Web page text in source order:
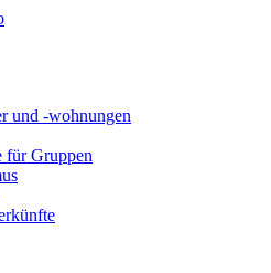
und -wohnungen
für Gruppen